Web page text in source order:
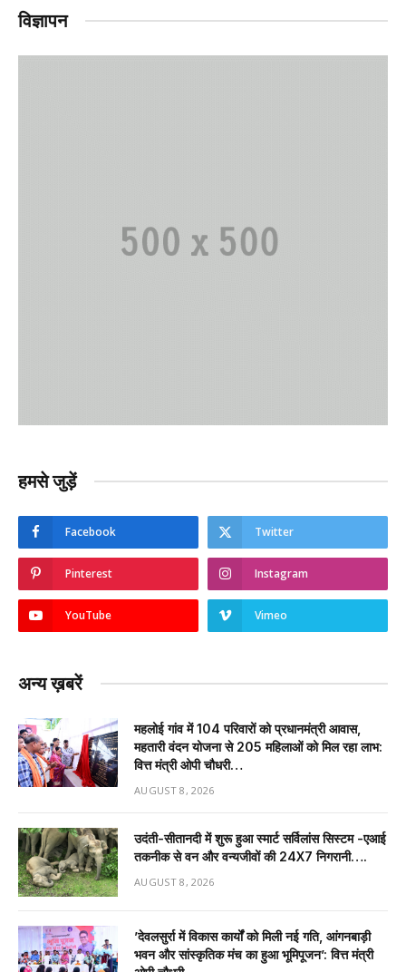
विज्ञापन
हमसे जुड़ें
Facebook Twitter
Pinterest Instagram
YouTube Vimeo
अन्य ख़बरें
महलोई गांव में 104 परिवारों को प्रधानमंत्री आवास,
महतारी वंदन योजना से 205 महिलाओं को मिल रहा लाभ:
वित्त मंत्री ओपी चौधरी…
AUGUST 8, 2026
उदंती-सीतानदी में शुरू हुआ स्मार्ट सर्विलांस सिस्टम -एआई
तकनीक से वन और वन्यजीवों की 24X7 निगरानी….
AUGUST 8, 2026
’देवलसुर्रा में विकास कार्यों को मिली नई गति, आंगनबाड़ी
भवन और सांस्कृतिक मंच का हुआ भूमिपूजन’: वित्त मंत्री